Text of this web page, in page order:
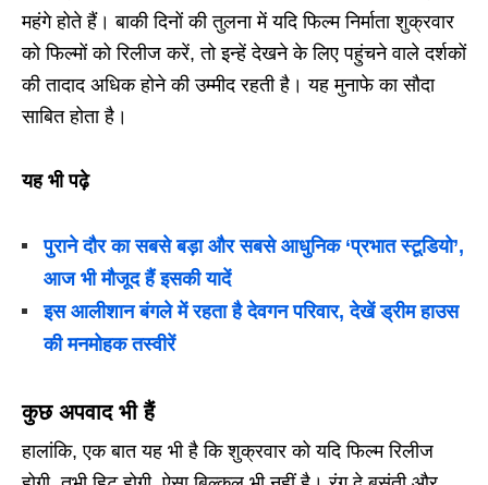
महंगे होते हैं। बाकी दिनों की तुलना में यदि फिल्म निर्माता शुक्रवार
को फिल्मों को रिलीज करें, तो इन्हें देखने के लिए पहुंचने वाले दर्शकों
की तादाद अधिक होने की उम्मीद रहती है। यह मुनाफे का सौदा
साबित होता है।
यह भी पढ़े
पुराने दौर का सबसे बड़ा और सबसे आधुनिक ‘प्रभात स्टूडियो’,
आज भी मौजूद हैं इसकी यादें
इस आलीशान बंगले में रहता है देवगन परिवार, देखें ड्रीम हाउस
की मनमोहक तस्वीरें
कुछ अपवाद भी हैं
हालांकि, एक बात यह भी है कि शुक्रवार को यदि फिल्म रिलीज